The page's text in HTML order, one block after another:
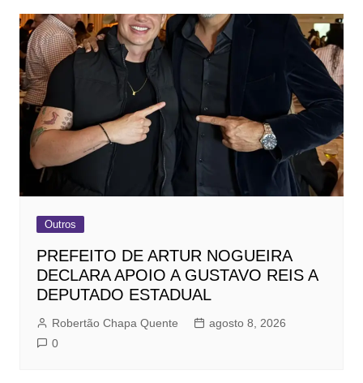
Outros
PREFEITO DE ARTUR NOGUEIRA
DECLARA APOIO A GUSTAVO REIS A
DEPUTADO ESTADUAL
Robertão Chapa Quente
agosto 8, 2026
0